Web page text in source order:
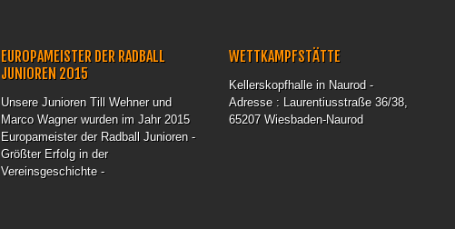
EUROPAMEISTER DER RADBALL
JUNIOREN 2015
Unsere Junioren Till Wehner und
Marco Wagner wurden im Jahr 2015
Europameister der Radball Junioren -
Größter Erfolg in der
Vereinsgeschichte -
WETTKAMPFSTÄTTE
Kellerskopfhalle in Naurod -
Adresse : Laurentiusstraße 36/38,
65207 Wiesbaden-Naurod